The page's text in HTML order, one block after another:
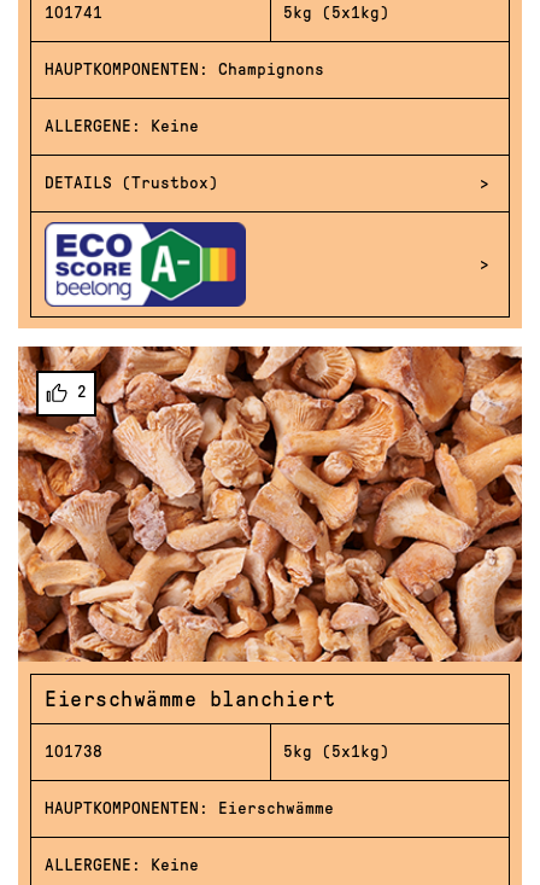
101741 5kg (5x1kg)
HAUPTKOMPONENTEN: Champignons
ALLERGENE: Keine
DETAILS (Trustbox)
2
Eierschwämme blanchiert
101738 5kg (5x1kg)
HAUPTKOMPONENTEN: Eierschwämme
ALLERGENE: Keine